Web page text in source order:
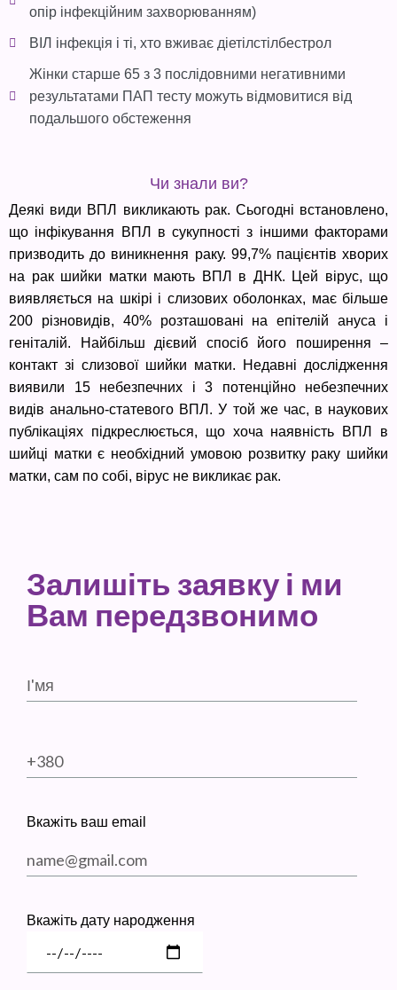
опір інфекційним захворюванням)
ВІЛ інфекція і ті, хто вживає діетілстілбестрол
Жінки старше 65 з 3 послідовними негативними
результатами ПАП тесту можуть відмовитися від
подальшого обстеження
Чи знали ви?
Деякі види ВПЛ викликають рак. Сьогодні встановлено,
що інфікування ВПЛ в сукупності з іншими факторами
призводить до виникнення раку. 99,7% пацієнтів хворих
на рак шийки матки мають ВПЛ в ДНК. Цей вірус, що
виявляється на шкірі і слизових оболонках, має більше
200 різновидів, 40% розташовані на епітелій ануса і
геніталій. Найбільш дієвий спосіб його поширення –
контакт зі слизової шийки матки. Недавні дослідження
виявили 15 небезпечних і 3 потенційно небезпечних
видів анально-статевого ВПЛ. У той же час, в наукових
публікаціях підкреслюється, що хоча наявність ВПЛ в
шийці матки є необхідний умовою розвитку раку шийки
матки, сам по собі, вірус не викликає рак.
Залишіть заявку і ми
Вам передзвонимо
Вкажіть ваш email
Вкажіть дату народження